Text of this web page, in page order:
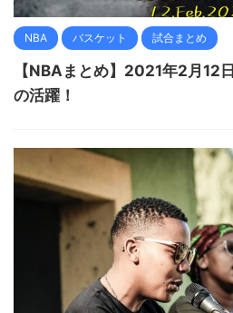
NBA バスケット 試合まとめ
【NBAまとめ】2021年2月12
の活躍！